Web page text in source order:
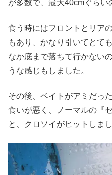
が多数で、最大40cmぐらい
食う時にはフロントとリア
もあり、かなり引いてとて
なか底まで落ちて行かない
うな感じもしました。
その後、ベイトがアミだっ
食いが悪く、ノーマルの『
と、クロソイがヒットしまし